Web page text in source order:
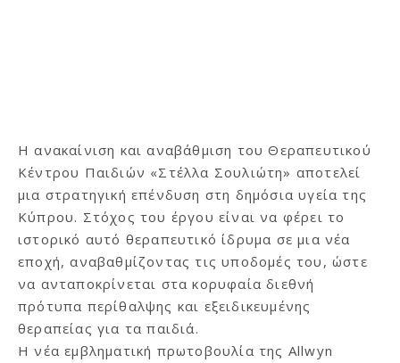
Η ανακαίνιση και αναβάθμιση του Θεραπευτικού
Κέντρου Παιδιών «Στέλλα Σουλιώτη» αποτελεί
μια στρατηγική επένδυση στη δημόσια υγεία της
Κύπρου. Στόχος του έργου είναι να φέρει το
ιστορικό αυτό θεραπευτικό ίδρυμα σε μια νέα
εποχή, αναβαθμίζοντας τις υποδομές του, ώστε
να ανταποκρίνεται στα κορυφαία διεθνή
πρότυπα περίθαλψης και εξειδικευμένης
θεραπείας για τα παιδιά.
Η νέα εμβληματική πρωτοβουλία της Allwyn